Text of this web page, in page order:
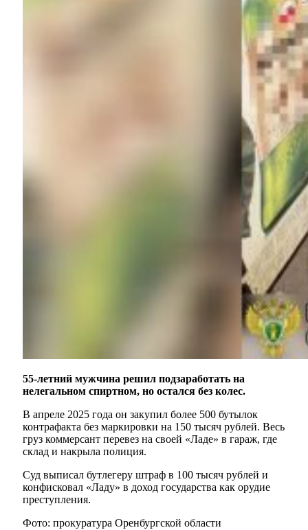
55-летний мужчина решил подзаработать на
нелегальном спиртном, но остался без колес.
В апреле 2025 года он закупил более 500 бутылок
контрафакта без маркировки на 150 тысяч рублей. Весь
груз коммерсант перевез на своей «Ладе» в гараж, где
склад и накрыла полиция.
Суд выписал бутлегеру штраф в 100 тысяч рублей и
конфисковал «Ладу» в доход государства как орудие
преступления.
Фото: прокуратура Оренбургской области